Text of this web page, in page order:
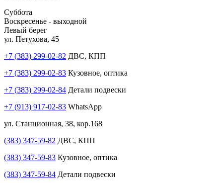
Суббота
Воскресенье - выходной
Левый берег
ул. Петухова, 45
+7 (383) 299-02-82 ДВС, КПП
+7 (383) 299-02-83 Кузовное, оптика
+7 (383) 299-02-84 Детали подвески
+7 (913) 917-02-83 WhatsApp
ул. Станционная, 38, кор.168
(383) 347-59-82 ДВС, КПП
(383) 347-59-83 Кузовное, оптика
(383) 347-59-84 Детали подвески